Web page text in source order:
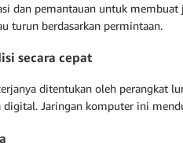
dan pemantauan untuk membuat
turun berdasarkan permintaan.
secara cepat
ditentukan oleh perangkat
digital. Jaringan komputer ini